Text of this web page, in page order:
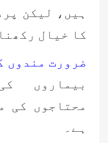
ہیں، لیکن
کا خیال
ضرورت مندوں
بیماروں
محتاجوں کی
ہے۔